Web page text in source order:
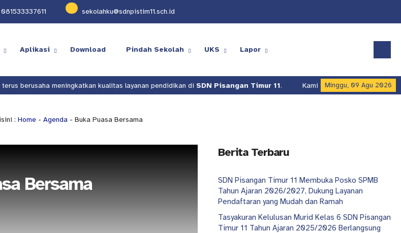
081533337611 sekolahku@sdnpistim11.sch.id
Aplikasi Download Pindah Sekolah UKS Lapor
Minggu, 09 Agu 2026
berusaha meningkatkan kualitas layanan pendidikan di SDN Pisangan Timur 11. Kami terus berusaha
: Home- Agenda- Buka Puasa Bersama
Bersama
Berita Terbaru
SDN Pisangan Timur 11 Membuka Posko SPMB
Tahun Ajaran 2026/2027, Dukung Layanan
Pendaftaran yang Mudah dan Ramah
Tasyakuran Kelulusan Murid Kelas 6 SDN Pisangan
Timur 11 Tahun Ajaran 2025/2026 Berlangsung